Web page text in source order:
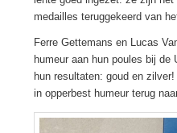
medailles teruggekeerd van
Ferre Gettemans en Lucas
humeur aan hun poules bij
hun resultaten: goud en
in opperbest humeur terug